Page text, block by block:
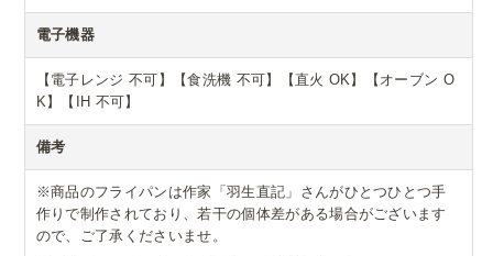
電子機器
【電子レンジ 不可】【食洗機 不可】【直火 OK】【オーブン O
K】【IH 不可】
備考
※商品のフライパンは作家「羽生直記」さんがひとつひとつ手
作りで制作されており、若干の個体差がある場合がございます
ので、ご了承くださいませ。